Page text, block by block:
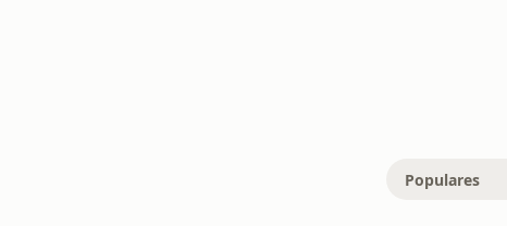
Populares